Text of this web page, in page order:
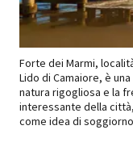
Forte dei Marmi,
Lido di Camaiore, è
natura rigogliosa e la
interessante della
come idea di